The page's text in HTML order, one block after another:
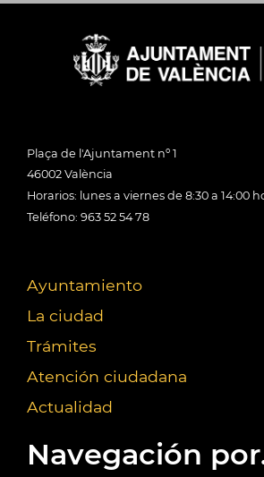
Plaça de l'Ajuntament nº 1
46002 València
Horarios: lunes a viernes de 8:30 a 14:00
Teléfono: 963 52 54 78
Ayuntamiento
La ciudad
Trámites
Atención ciudadana
Actualidad
Navegación